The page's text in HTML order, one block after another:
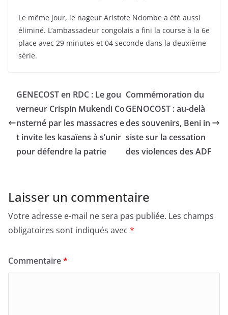
Le même jour, le nageur Aristote Ndombe a été aussi
éliminé. L’ambassadeur congolais a fini la course à la 6e
place avec 29 minutes et 04 seconde dans la deuxième
série.
GENECOST en RDC : Le gou
verneur Crispin Mukendi Co
nsterné par les massacres e
t invite les kasaïens à s’unir
pour défendre la patrie
Commémoration du
GENOCOST : au-delà
des souvenirs, Beni in
siste sur la cessation
des violences des ADF
Laisser un commentaire
Votre adresse e-mail ne sera pas publiée. Les champs
obligatoires sont indiqués avec *
Commentaire*